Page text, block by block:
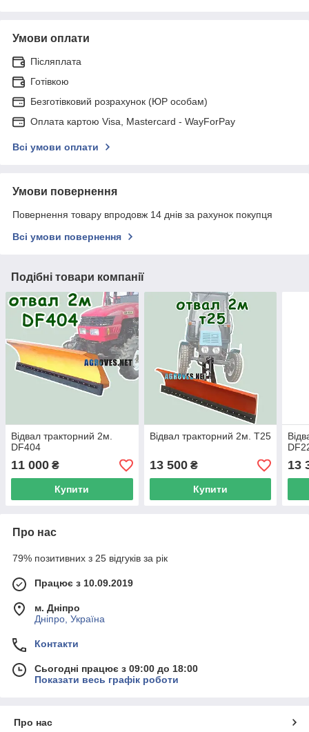
Умови оплати
Післяплата
Готівкою
Безготівковий розрахунок (ЮР особам)
Оплата картою Visa, Mastercard - WayForPay
Всі умови оплати
Умови повернення
Повернення товару впродовж 14 днів за рахунок покупця
Всі умови повернення
Подібні товари компанії
Відвал тракторний 2м.
DF404
11 000 ₴
Купити
Відвал тракторний 2м. Т25
13 500₴
Купити
13
Про нас
79% позитивних з 25 відгуків за рік
Працює з 10.09.2019
м. Дніпро
Дніпро, Україна
Контакти
Сьогодні працює з 09:00 до 18:00
Показати весь графік роботи
Про нас